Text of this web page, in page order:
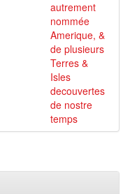
autrement
nommée
Amerique, &
de plusieurs
Terres &
Isles
decouvertes
de nostre
temps